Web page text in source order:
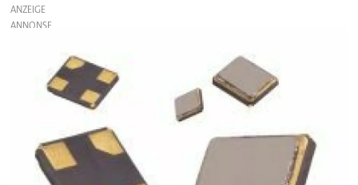
ANZEIGE